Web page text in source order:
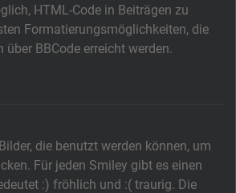
HTML-Code in Beiträgen zu
Formatierungsmöglichkeiten, die
über BBCode erreicht werden.
die benutzt werden können, um
Für jeden Smiley gibt es einen
:) fröhlich und :( traurig. Die